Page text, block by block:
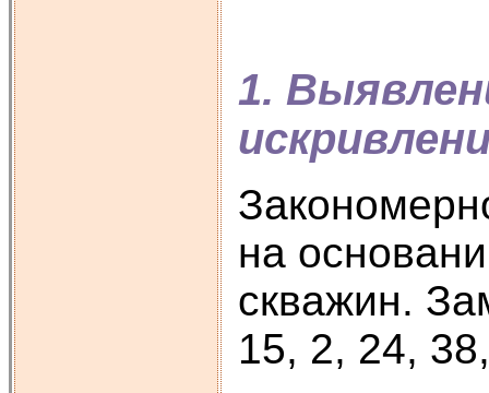
1.
на
скважин.
15, 2, 24,